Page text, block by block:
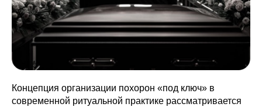
Концепция организации похорон «под ключ» в
современной ритуальной практике рассматривается